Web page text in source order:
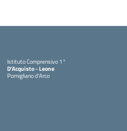
Istituto Comprensivo 1°
D'Acquisto - Leone
Pomigliano d'Arco
— Visita la pagina iniziale della scuola